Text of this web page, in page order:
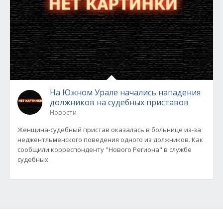
На Южном Урале начались нападения
должников на судебных приставов
Новости
Женщина-судебный пристав оказалась в больнице из-за
неджентльменского поведения одного из должников. Как
сообщили корреспонденту "Нового Региона" в службе
судебных